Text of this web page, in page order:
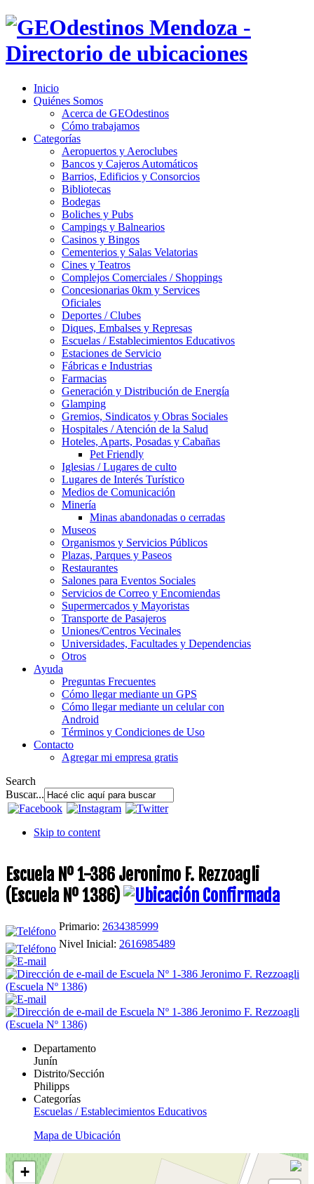
Inicio
Quiénes Somos
Acerca de GEOdestinos
Cómo trabajamos
Categorías
Aeropuertos y Aeroclubes
Bancos y Cajeros Automáticos
Barrios, Edificios y Consorcios
Bibliotecas
Bodegas
Boliches y Pubs
Campings y Balnearios
Casinos y Bingos
Cementerios y Salas Velatorias
Cines y Teatros
Complejos Comerciales / Shoppings
Concesionarias 0km y Services
Oficiales
Deportes / Clubes
Diques, Embalses y Represas
Escuelas / Establecimientos Educativos
Estaciones de Servicio
Fábricas e Industrias
Farmacias
Generación y Distribución de Energía
Glamping
Gremios, Sindicatos y Obras Sociales
Hospitales / Atención de la Salud
Hoteles, Aparts, Posadas y Cabañas
Pet Friendly
Iglesias / Lugares de culto
Lugares de Interés Turístico
Medios de Comunicación
Minería
Minas abandonadas o cerradas
Museos
Organismos y Servicios Públicos
Plazas, Parques y Paseos
Restaurantes
Salones para Eventos Sociales
Servicios de Correo y Encomiendas
Supermercados y Mayoristas
Transporte de Pasajeros
Uniones/Centros Vecinales
Universidades, Facultades y Dependencias
Otros
Ayuda
Preguntas Frecuentes
Cómo llegar mediante un GPS
Cómo llegar mediante un celular con
Android
Términos y Condiciones de Uso
Contacto
Agregar mi empresa gratis
Search
Buscar...
Skip to content
Escuela Nº 1-386 Jeronimo F. Rezzoagli
(Escuela Nº 1386)
Primario: 2634385999
Nivel Inicial: 2616985489
Departamento
Junín
Distrito/Sección
Philipps
Categorías
Escuelas / Establecimientos Educativos
Mapa de Ubicación
+